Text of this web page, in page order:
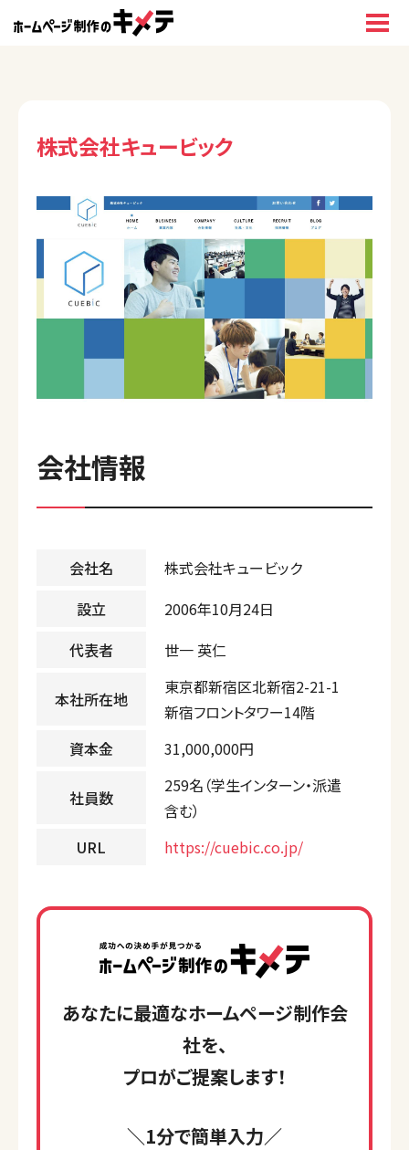
株式会社キュービック
会社情報
会社名
株式会社キュービック
設立
2006年10月24日
代表者
世一 英仁
本社所在地
東京都新宿区北新宿2-21-1
新宿フロントタワー14階
資本金
31,000,000円
社員数
259名（学生インターン・派遣
含む）
URL
https://cuebic.co.jp/
あなたに最適なホームページ制作会
社を、
プロがご提案します！
＼1分で簡単入力／